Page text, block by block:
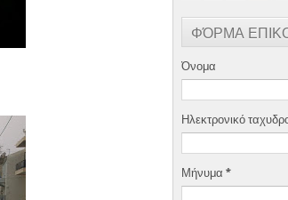
ΦΌΡΜΑ
Όνομα
Ηλεκτρονικό
Μήνυμα *